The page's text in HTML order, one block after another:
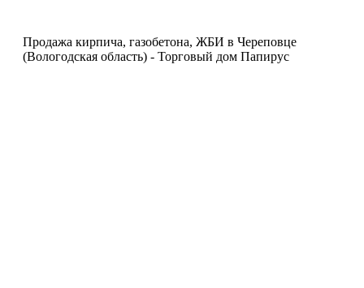
Продажа кирпича, газобетона, ЖБИ в Череповце
(Вологодская область) - Торговый дом Папирус